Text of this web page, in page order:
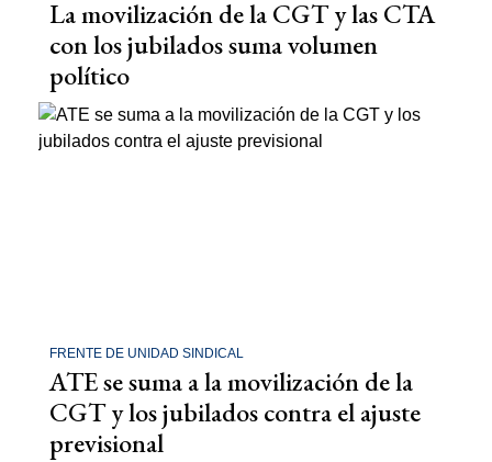
La movilización de la CGT y las CTA
con los jubilados suma volumen
político
FRENTE DE UNIDAD SINDICAL
ATE se suma a la movilización de la
CGT y los jubilados contra el ajuste
previsional